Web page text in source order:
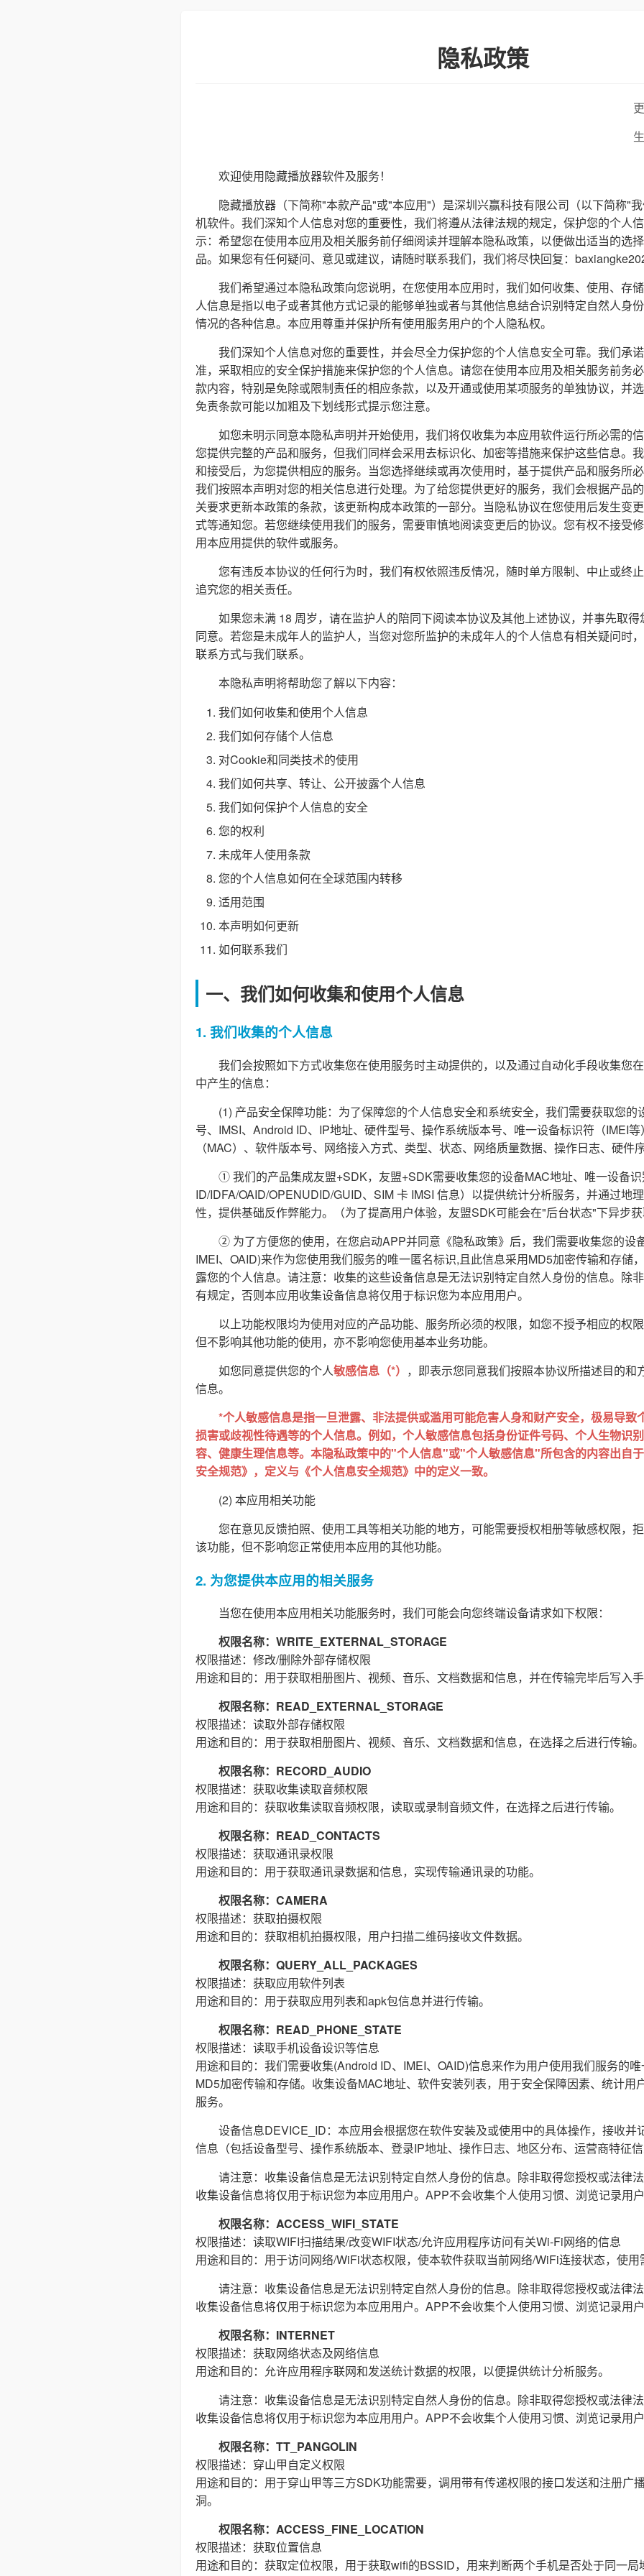
隐私政策
欢迎使用隐藏播放器软件及服务！
隐藏播放器（下简称"本款产品"或"本应用"）是深圳兴赢科技有限公司（以下简称"
机软件。我们深知个人信息对您的重要性，我们将遵从法律法规的规定，保护您的个人
示：希望您在使用本应用及相关服务前仔细阅读并理解本隐私政策，以便做出适当的选
品。如果您有任何疑问、意见或建议，请随时联系我们，我们将尽快回复：
我们希望通过本隐私政策向您说明，在您使用本应用时，我们如何收集、使用、存
人信息是指以电子或者其他方式记录的能够单独或者与其他信息结合识别特定自然人身
情况的各种信息。本应用尊重并保护所有使用服务用户的个人隐私权。
我们深知个人信息对您的重要性，并会尽全力保护您的个人信息安全可靠。我们承
准，采取相应的安全保护措施来保护您的个人信息。请您在使用本应用及相关服务前务
款内容，特别是免除或限制责任的相应条款，以及开通或使用某项服务的单独协议，并
免责条款可能以加粗及下划线形式提示您注意。
如您未明示同意本隐私声明并开始使用，我们将仅收集为本应用软件运行所必需的
您提供完整的产品和服务，但我们同样会采用去标识化、加密等措施来保护这些信息。
和接受后，为您提供相应的服务。当您选择继续或再次使用时，基于提供产品和服务所
我们按照本声明对您的相关信息进行处理。为了给您提供更好的服务，我们会根据产品
关要求更新本政策的条款，该更新构成本政策的一部分。当隐私协议在您使用后发生变
式等通知您。若您继续使用我们的服务，需要审慎地阅读变更后的协议。您有权不接受
用本应用提供的软件或服务。
您有违反本协议的任何行为时，我们有权依照违反情况，随时单方限制、中止或终
追究您的相关责任。
如果您未满 18 周岁，请在监护人的陪同下阅读本协议及其他上述协议，并事先取
同意。若您是未成年人的监护人，当您对您所监护的未成年人的个人信息有相关疑问时
联系方式与我们联系。
本隐私声明将帮助您了解以下内容：
我们如何收集和使用个人信息
我们如何存储个人信息
对Cookie和同类技术的使用
我们如何共享、转让、公开披露个人信息
我们如何保护个人信息的安全
您的权利
未成年人使用条款
您的个人信息如何在全球范围内转移
适用范围
本声明如何更新
如何联系我们
一、我们如何收集和使用个人信息
1. 我们收集的个人信息
我们会按照如下方式收集您在使用服务时主动提供的，以及通过自动化手段收集您
中产生的信息：
(1) 产品安全保障功能：为了保障您的个人信息安全和系统安全，我们需要获取您的
号、IMSI、Android ID、IP地址、硬件型号、操作系统版本号、唯一设备标识符（IMEI
（MAC）、软件版本号、网络接入方式、类型、状态、网络质量数据、操作日志、硬件
① 我们的产品集成友盟+SDK，友盟+SDK需要收集您的设备MAC地址、唯一设备
ID/IDFA/OAID/OPENUDID/GUID、SIM 卡 IMSI 信息）以提供统计分析服务，并通过地
性，提供基础反作弊能力。（为了提高用户体验，友盟SDK可能会在"后台状态"下异步
② 为了方便您的使用，在您启动APP并同意《隐私政策》后，我们需要收集您的设
IMEI、OAID)来作为您使用我们服务的唯一匿名标识,且此信息采用MD5加密传输和存储
露您的个人信息。请注意：收集的这些设备信息是无法识别特定自然人身份的信息。除
有规定，否则本应用收集设备信息将仅用于标识您为本应用用户。
以上功能权限均为使用对应的产品功能、服务所必须的权限，如您不授予相应的权
但不影响其他功能的使用，亦不影响您使用基本业务功能。
如您同意提供您的个人敏感信息（*） ，即表示您同意我们按照本协议所描述目的和
信息。
*个人敏感信息是指一旦泄露、非法提供或滥用可能危害人身和财产安全，极易导致
损害或歧视性待遇等的个人信息。例如，个人敏感信息包括身份证件号码、个人生物识
容、健康生理信息等。本隐私政策中的"个人信息"或"个人敏感信息"所包含的内容出自
安全规范》，定义与《个人信息安全规范》中的定义一致。
(2) 本应用相关功能
您在意见反馈拍照、使用工具等相关功能的地方，可能需要授权相册等敏感权限，
该功能，但不影响您正常使用本应用的其他功能。
2. 为您提供本应用的相关服务
当您在使用本应用相关功能服务时，我们可能会向您终端设备请求如下权限：
权限名称：WRITE_EXTERNAL_STORAGE
权限描述：修改/删除外部存储权限
用途和目的：用于获取相册图片、视频、音乐、文档数据和信息，并在传输完毕后写入
权限名称：READ_EXTERNAL_STORAGE
权限描述：读取外部存储权限
用途和目的：用于获取相册图片、视频、音乐、文档数据和信息，在选择之后进行传输。
权限名称：RECORD_AUDIO
权限描述：获取收集读取音频权限
用途和目的：获取收集读取音频权限，读取或录制音频文件，在选择之后进行传输。
权限名称：READ_CONTACTS
权限描述：获取通讯录权限
用途和目的：用于获取通讯录数据和信息，实现传输通讯录的功能。
权限名称：CAMERA
权限描述：获取拍摄权限
用途和目的：获取相机拍摄权限，用户扫描二维码接收文件数据。
权限名称：QUERY_ALL_PACKAGES
权限描述：获取应用软件列表
用途和目的：用于获取应用列表和apk包信息并进行传输。
权限名称：READ_PHONE_STATE
权限描述：读取手机设备设识等信息
用途和目的：我们需要收集(Android ID、IMEI、OAID)信息来作为用户使用我们服务的
MD5加密传输和存储。收集设备MAC地址、软件安装列表，用于安全保障因素、统计用
服务。
设备信息DEVICE_ID：本应用会根据您在软件安装及或使用中的具体操作，接收并
信息（包括设备型号、操作系统版本、登录IP地址、操作日志、地区分布、运营商特征
请注意：收集设备信息是无法识别特定自然人身份的信息。除非取得您授权或法律
收集设备信息将仅用于标识您为本应用用户。APP不会收集个人使用习惯、浏览记录用
权限名称：ACCESS_WIFI_STATE
权限描述：读取WIFI扫描结果/改变WIFI状态/允许应用程序访问有关Wi-Fi网络的信息
用途和目的：用于访问网络/WiFi状态权限，使本软件获取当前网络/WiFi连接状态，使
请注意：收集设备信息是无法识别特定自然人身份的信息。除非取得您授权或法律
收集设备信息将仅用于标识您为本应用用户。APP不会收集个人使用习惯、浏览记录用
权限名称：INTERNET
权限描述：获取网络状态及网络信息
用途和目的：允许应用程序联网和发送统计数据的权限，以便提供统计分析服务。
请注意：收集设备信息是无法识别特定自然人身份的信息。除非取得您授权或法律
收集设备信息将仅用于标识您为本应用用户。APP不会收集个人使用习惯、浏览记录用
权限名称：TT_PANGOLIN
权限描述：穿山甲自定义权限
用途和目的：用于穿山甲等三方SDK功能需要，调用带有传递权限的接口发送和注册广
洞。
权限名称：ACCESS_FINE_LOCATION
权限描述：获取位置信息
用途和目的：获取定位权限，用于获取wifi的BSSID，用来判断两个手机是否处于同一